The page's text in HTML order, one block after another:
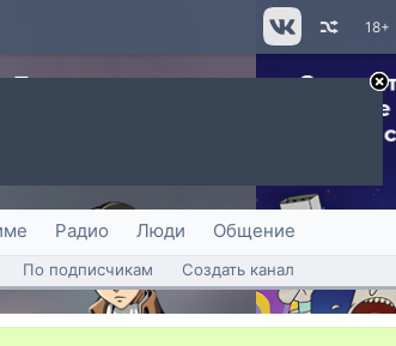
18+
Радио Люди Общение
По подписчикам Создать канал